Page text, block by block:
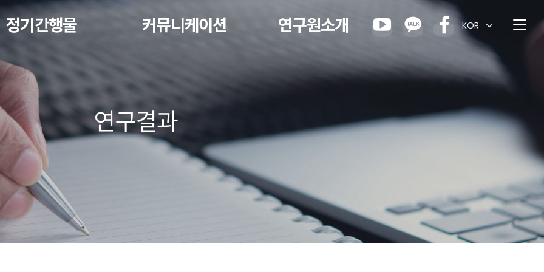
정기간행물 커뮤니케이션 연구원소개 KOR
연구결과